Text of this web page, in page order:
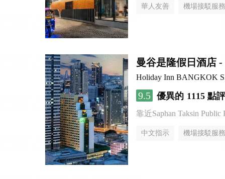
華人友善 機場接駁服務
曼谷是隆假日酒店
Holiday Inn BANGKOK
9.5 優異的 1115 點評
靠近Saphan Taksin Public
中文指示 機場接駁服務